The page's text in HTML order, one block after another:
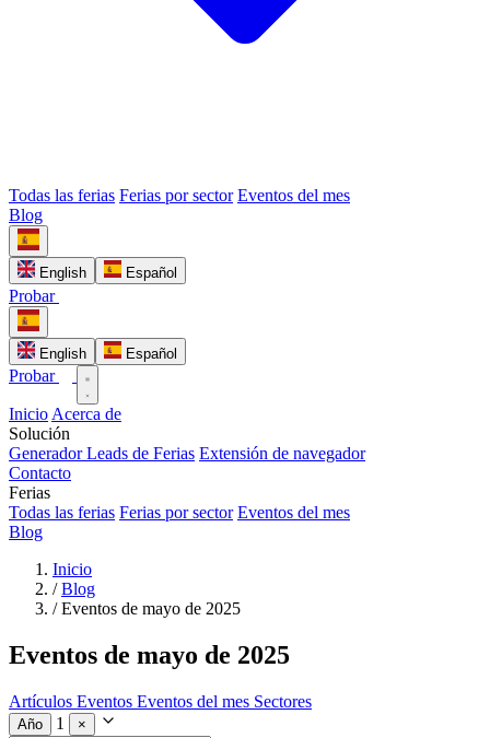
Todas las ferias Ferias por sector Eventos del mes
Blog
English Español
Probar
English Español
Probar
Inicio Acerca de
Solución
Generador Leads de Ferias Extensión de navegador
Contacto
Ferias
Todas las ferias Ferias por sector Eventos del mes
Blog
Inicio
/ Blog
/ Eventos de mayo de 2025
Eventos de mayo de 2025
Artículos Eventos Eventos del mes Sectores
Año 1 ×